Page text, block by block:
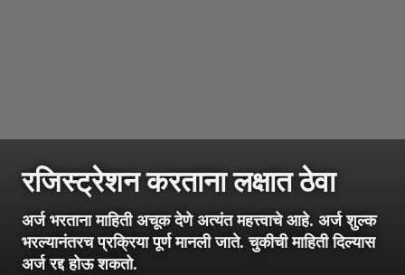
रजिस्ट्रेशन करताना लक्षात ठेवा
अर्ज भरताना माहिती अचूक देणे अत्यंत महत्त्वाचे आहे. अर्ज शुल्क
भरल्यानंतरच प्रक्रिया पूर्ण मानली जाते. चुकीची माहिती दिल्यास
अर्ज रद्द होऊ शकतो.